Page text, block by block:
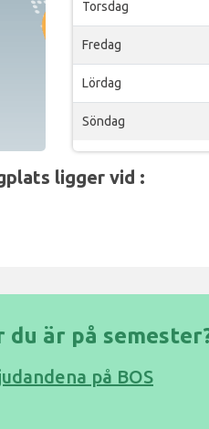
Torsdag
Fredag
Lördag
Söndag
ligger vid :
är på
på BOS